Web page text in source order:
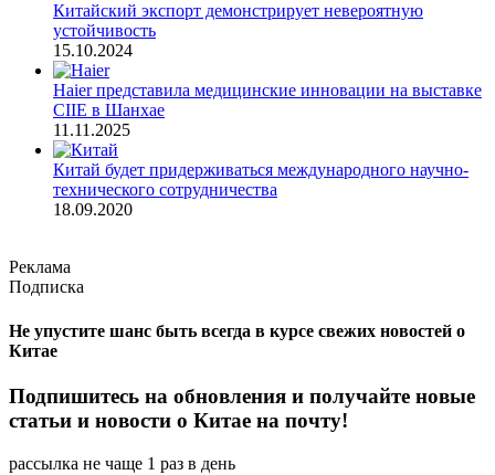
Китайский экспорт демонстрирует невероятную
устойчивость
15.10.2024
Haier представила медицинские инновации на выставке
CIIE в Шанхае
11.11.2025
Китай будет придерживаться международного научно-
технического сотрудничества
18.09.2020
Реклама
Подписка
Не упустите шанс быть всегда в курсе свежих новостей о
Китае
Подпишитесь на обновления и получайте новые
статьи и новости о Китае на почту!
рассылка не чаще 1 раз в день